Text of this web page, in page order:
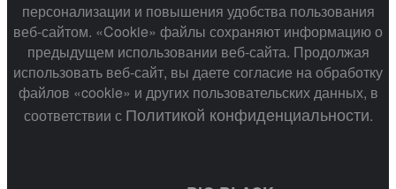
персонализации и повышения удобства пользования
веб-сайтом. «Cookie» файлы сохраняют информацию о
предыдущем использовании веб-сайта. Продолжая
использовать веб-сайт, вы даете согласие на обработку
файлов «cookie» и других пользовательских данных, в
соответствии с Политикой конфиденциальности.